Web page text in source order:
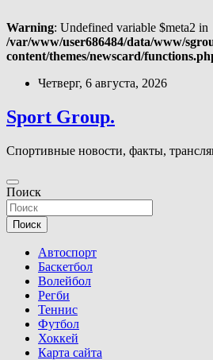
Warning: Undefined variable $meta2 in
/var/www/user686484/data/www/
content/themes/newscard/
Перейти
содержимому
Четверг, 6 августа, 2026
Sport Group.
Спортивные новости, факты,
Поиск
Поиск
Автоспорт
Баскетбол
Волейбол
Регби
Теннис
Футбол
Хоккей
Карта сайта